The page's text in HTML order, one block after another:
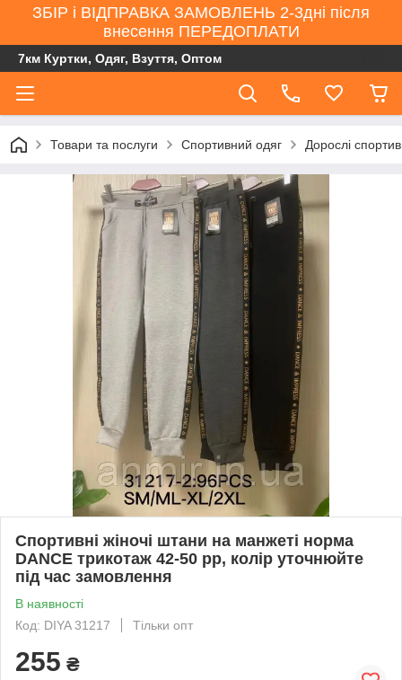
ЗБІР і ВІДПРАВКА ЗАМОВЛЕНЬ 2-3дні після
внесення ПЕРЕДОПЛАТИ
7км Куртки, Одяг, Взуття, Оптом
Товари та послуги Спортивний одяг Дорослі
Спортивні жіночі штани на манжеті норма
DANCE трикотаж 42-50 рр, колір уточнюйте
під час замовлення
В наявності
Код: DIYA 31217
Тільки опт
255 ₴